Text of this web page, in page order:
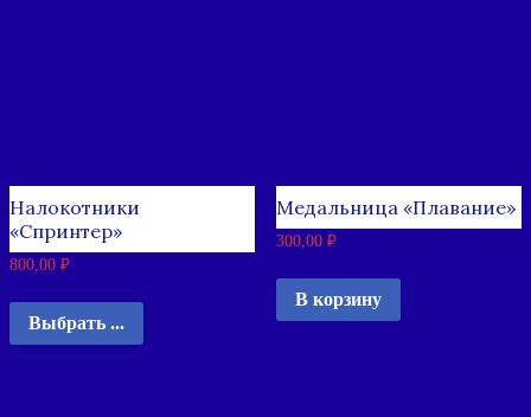
Налокотники
«Спринтер»
800,00 ₽
Выбрать ...
Медальница «Плавание»
300,00 ₽
В корзину